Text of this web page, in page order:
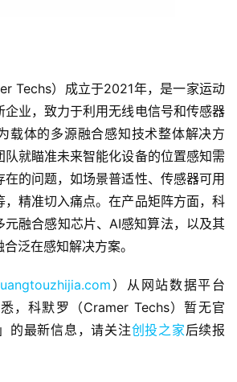
Techs）成立于2021年，是一家运动
企业，致力于利用无线电信号和传感器
载体的多源融合感知技术整体解决方
就瞄准未来智能化设备的位置感知需
的问题，如场景普适性、传感器可用
，精准切入痛点。在产品矩阵方面，科
元融合感知芯片、AI感知算法，以及其
泛在感知解决方案。
）从网站数据平台
，科默罗（Cramer Techs）暂无官
的最新信息，请关注创投之家后续报